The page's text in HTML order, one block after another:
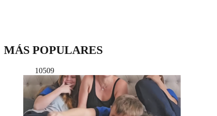
MÁS POPULARES
10509